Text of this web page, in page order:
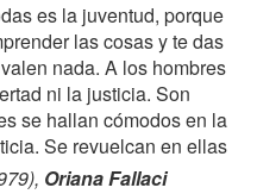
es la juventud, porque
las cosas y te das
nada. A los hombres
ni la justicia. Son
se hallan cómodos en la
Se revuelcan en ellas
Oriana Fallaci